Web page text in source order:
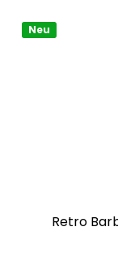
Neu
Retro